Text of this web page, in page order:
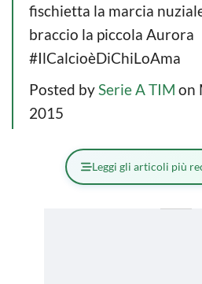
fischietta la marcia
braccio la piccola Aurora
#IlCalcioèDiChiLoAma
Posted bySerie A TIM on
2015
Leggi gli articoli più